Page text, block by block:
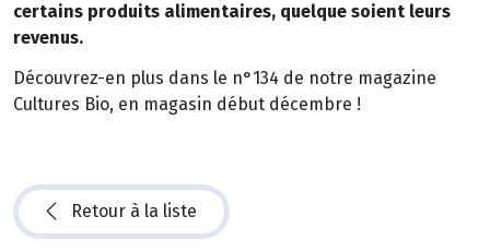
certains produits alimentaires, quelque soient leurs
revenus.
Découvrez-en plus dans le n°134 de notre magazine
Cultures Bio, en magasin début décembre !
Retour à la liste